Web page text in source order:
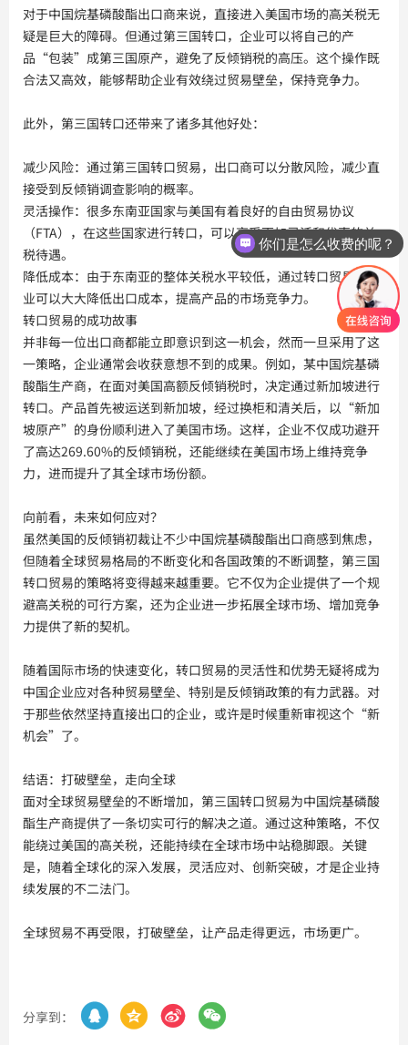
对于中国烷基磷酸酯出口商来说，直接进入美国市场的高关税无
疑是巨大的障碍。但通过第三国转口，企业可以将自己的产
品“包装”成第三国原产，避免了反倾销税的高压。这个操作既
合法又高效，能够帮助企业有效绕过贸易壁垒，保持竞争力。
此外，第三国转口还带来了诸多其他好处：
减少风险：通过第三国转口贸易，出口商可以分散风险，减少直
接受到反倾销调查影响的概率。
灵活操作：很多东南亚国家与美国有着良好的自由贸易协议
（FTA），在这些国家进行转口，可以享受更加灵活和优惠的关
税待遇。
降低成本：由于东南亚的整体关税水平较低，通过转口贸易，企
业可以大大降低出口成本，提高产品的市场竞争力。
转口贸易的成功故事
并非每一位出口商都能立即意识到这一机会，然而一旦采用了这
一策略，企业通常会收获意想不到的成果。例如，某中国烷基磷
酸酯生产商，在面对美国高额反倾销税时，决定通过新加坡进行
转口。产品首先被运送到新加坡，经过换柜和清关后，以“新加
坡原产”的身份顺利进入了美国市场。这样，企业不仅成功避开
了高达269.60%的反倾销税，还能继续在美国市场上维持竞争
力，进而提升了其全球市场份额。
向前看，未来如何应对？
虽然美国的反倾销初裁让不少中国烷基磷酸酯出口商感到焦虑，
但随着全球贸易格局的不断变化和各国政策的不断调整，第三国
转口贸易的策略将变得越来越重要。它不仅为企业提供了一个规
避高关税的可行方案，还为企业进一步拓展全球市场、增加竞争
力提供了新的契机。
随着国际市场的快速变化，转口贸易的灵活性和优势无疑将成为
中国企业应对各种贸易壁垒、特别是反倾销政策的有力武器。对
于那些依然坚持直接出口的企业，或许是时候重新审视这个“新
机会”了。
结语：打破壁垒，走向全球
面对全球贸易壁垒的不断增加，第三国转口贸易为中国烷基磷酸
酯生产商提供了一条切实可行的解决之道。通过这种策略，不仅
能绕过美国的高关税，还能持续在全球市场中站稳脚跟。关键
是，随着全球化的深入发展，灵活应对、创新突破，才是企业持
续发展的不二法门。
全球贸易不再受限，打破壁垒，让产品走得更远，市场更广。
分享到：    
你们是怎么收费的呢？